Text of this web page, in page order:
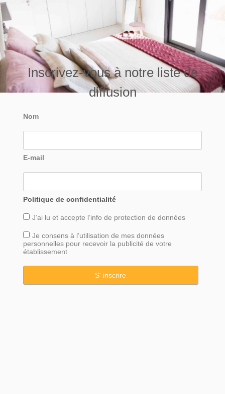
Inscrivez-vous à notre liste de
diffusion
Nom
E-mail
Politique de confidentialité
J’ai lu et accepte l’info de protection de données
Je consens à l’utilisation de mes données
personnelles pour recevoir la publicité de votre
établissement